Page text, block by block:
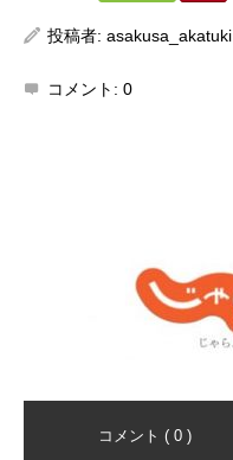
投稿者: asakusa_akatuki
コメント: 0
コメント ( 0 )